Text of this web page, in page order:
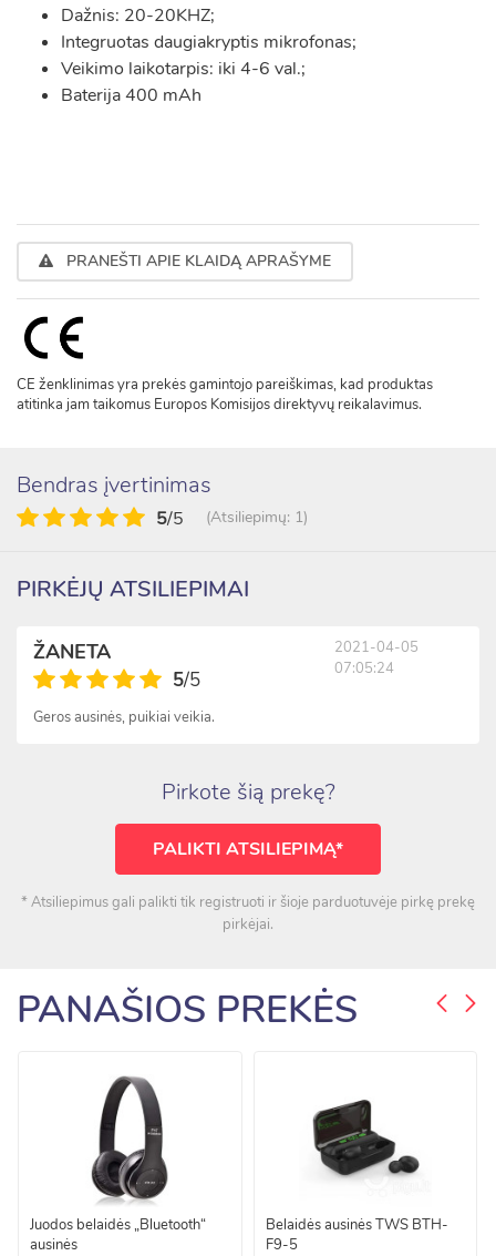
Dažnis: 20-20KHZ;
Integruotas daugiakryptis mikrofonas;
Veikimo laikotarpis: iki 4-6 val.;
Baterija 400 mAh
PRANEŠTI APIE KLAIDĄ APRAŠYME
CE ženklinimas yra prekės gamintojo pareiškimas, kad produktas
atitinka jam taikomus Europos Komisijos direktyvų reikalavimus.
Bendras įvertinimas
5/5 (Atsiliepimų: 1)
PIRKĖJŲ ATSILIEPIMAI
ŽANETA
5/5
2021-04-05
07:05:24
Geros ausinės, puikiai veikia.
Pirkote šią prekę?
PALIKTI ATSILIEPIMĄ*
* Atsiliepimus gali palikti tik registruoti ir šioje parduotuvėje pirkę prekę
pirkėjai.
PANAŠIOS PREKĖS
Juodos belaidės „Bluetooth“
ausinės
Belaidės ausinės TWS BTH-
F9-5